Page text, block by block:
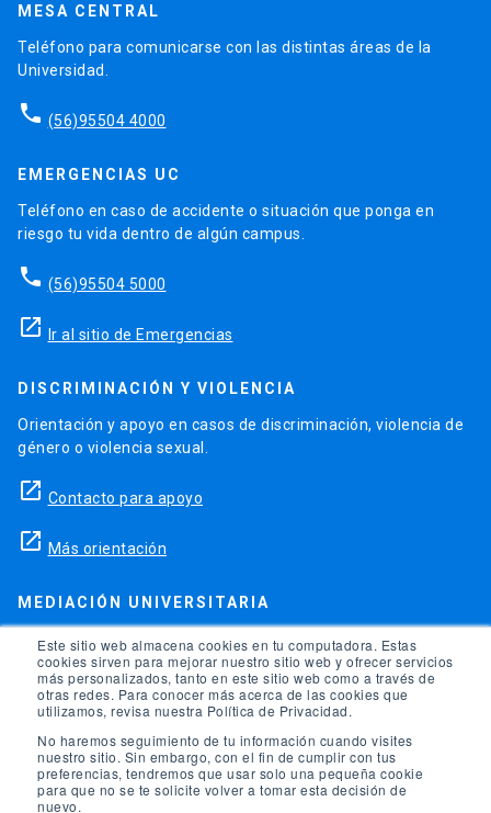
Este sitio web almacena cookies en tu computadora. Estas
cookies sirven para mejorar nuestro sitio web y ofrecer servicios
más personalizados, tanto en este sitio web como a través de
otras redes. Para conocer más acerca de las cookies que
utilizamos, revisa nuestra Política de Privacidad.
No haremos seguimiento de tu información cuando visites
nuestro sitio. Sin embargo, con el fin de cumplir con tus
preferencias, tendremos que usar solo una pequeña cookie
para que no se te solicite volver a tomar esta decisión de
nuevo.
MESA CENTRAL
Teléfono para comunicarse con las distintas áreas de la
Universidad.
phone (56)95504 4000
EMERGENCIAS UC
Teléfono en caso de accidente o situación que ponga en
riesgo tu vida dentro de algún campus.
phone (56)95504 5000
launch Ir al sitio de Emergencias
DISCRIMINACIÓN Y VIOLENCIA
Orientación y apoyo en casos de discriminación, violencia de
género o violencia sexual.
launch Contacto para apoyo
launch Más orientación
MEDIACIÓN UNIVERSITARIA
Teléfonos para orientación y consejo si se ha vulnerado
alguno de tus derechos en la universidad.
phone (56)95504 1691
phone (56)95504 1247
launch Ir a la Oficina de Ombuds UC